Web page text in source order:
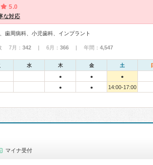
5.0
な対応
歯周病科、小児歯科、インプラント
7月： 342 | 6月： 366 | 年間： 4,547
水 木 金 土
● ● ●
● ● 14:00-17:00
マイナ受付